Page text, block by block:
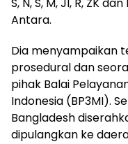
Antara.
Dia menyampaikan
prosedural dan
pihak Balai
Indonesia (BP3MI).
Bangladesh
dipulangkan ke